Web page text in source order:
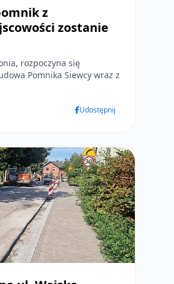
z
zostanie
rozpoczyna się
Pomnika Siewcy wraz z
Udostępnij